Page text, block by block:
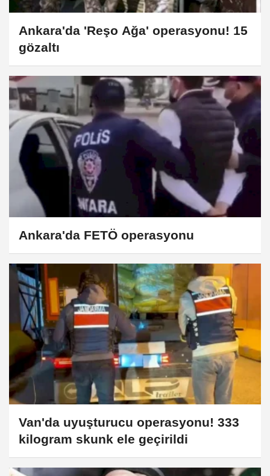
Ankara'da 'Reşo Ağa' operasyonu! 15
gözaltı
Ankara'da FETÖ operasyonu
Van'da uyuşturucu operasyonu! 333
kilogram skunk ele geçirildi